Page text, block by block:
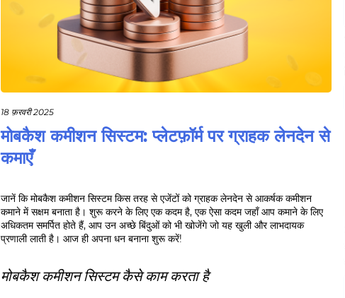
18 फ़रवरी 2025
मोबकैश कमीशन सिस्टम: प्लेटफ़ॉर्म पर ग्राहक लेनदेन से
कमाएँ
जानें कि मोबकैश कमीशन सिस्टम किस तरह से एजेंटों को ग्राहक लेनदेन से आकर्षक कमीशन
कमाने में सक्षम बनाता है। शुरू करने के लिए एक कदम है, एक ऐसा कदम जहाँ आप कमाने के लिए
अधिकतम समर्पित होते हैं, आप उन अच्छे बिंदुओं को भी खोजेंगे जो यह खुली और लाभदायक
प्रणाली लाती है। आज ही अपना धन बनाना शुरू करें!
मोबकैश कमीशन सिस्टम कैसे काम करता है